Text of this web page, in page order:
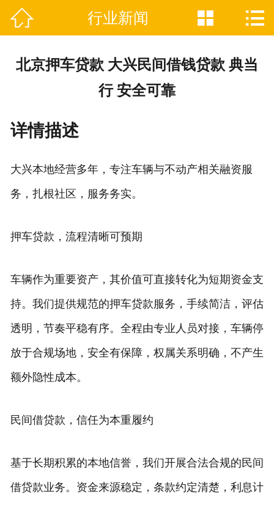
网站首页
在线留言
 行业新闻  
北京押车贷款 大兴民间借钱贷款 典当
行 安全可靠
详情描述
大兴本地经营多年，专注车辆与不动产相关融资服
务，扎根社区，服务务实。
押车贷款，流程清晰可预期
车辆作为重要资产，其价值可直接转化为短期资金支
持。我们提供规范的押车贷款服务，手续简洁，评估
透明，节奏平稳有序。全程由专业人员对接，车辆停
放于合规场地，安全有保障，权属关系明确，不产生
额外隐性成本。
民间借贷款，信任为本重履约
基于长期积累的本地信誉，我们开展合法合规的民间
借贷款业务。资金来源稳定，条款约定清楚，利息计